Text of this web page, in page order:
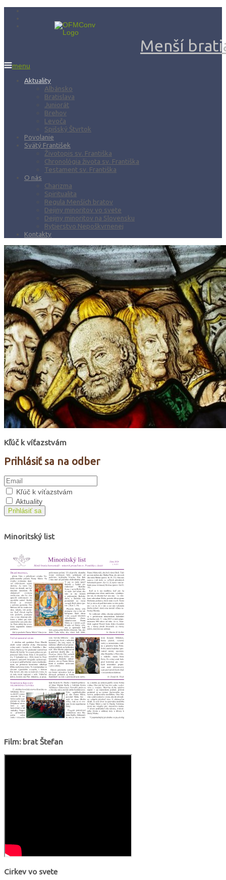
Menší
menu
Aktuality
Albánsko
Bratislava
Juniorát
Brehov
Levoča
Spišský Štvrtok
Povolanie
Svätý František
Životopis sv. Františka
Chronológia života sv. Františka
Testament sv. Františka
O nás
Charizma
Spiritualita
Regula Menších bratov
Dejiny minoritov vo svete
Dejiny minoritov na Slovensku
Rytierstvo Nepoškvrnenej
Kontakty
Kľúč k víťazstvám
Prihlásiť sa na odber
Kľúč k víťazstvám
Aktuality
Prihlásiť sa
Minoritský list
Film: brat Štefan
Cirkev vo svete